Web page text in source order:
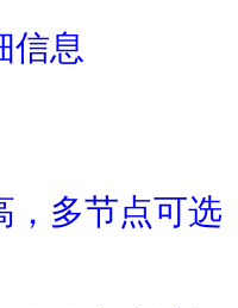
信息
，多节点可选